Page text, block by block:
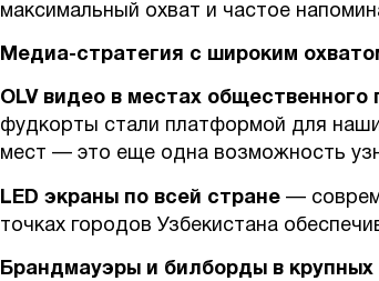
максимальный охват и частое
Медиа-стратегия с широким
OLV видео в местах общественного
фудкорты стали платформой для
мест — это еще одна возможность
LED экраны по всей стране —
точках городов Узбекистана
Брандмауэры и билборды в крупных